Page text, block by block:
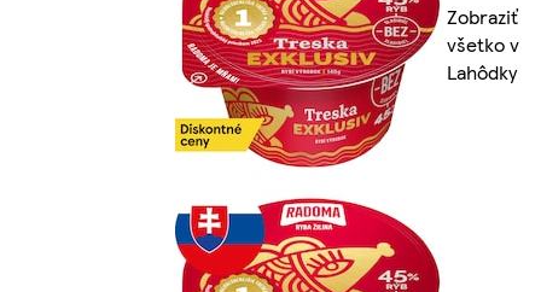
Zobraziť
všetko v
Lahôdky